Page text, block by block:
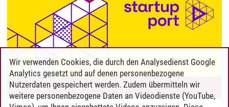
Wir verwenden Cookies, die durch den Analysedienst Google
Analytics gesetzt und auf denen personenbezogene
Nutzerdaten gespeichert werden. Zudem übermitteln wir
weitere personenbezogene Daten an Videodienste (YouTube,